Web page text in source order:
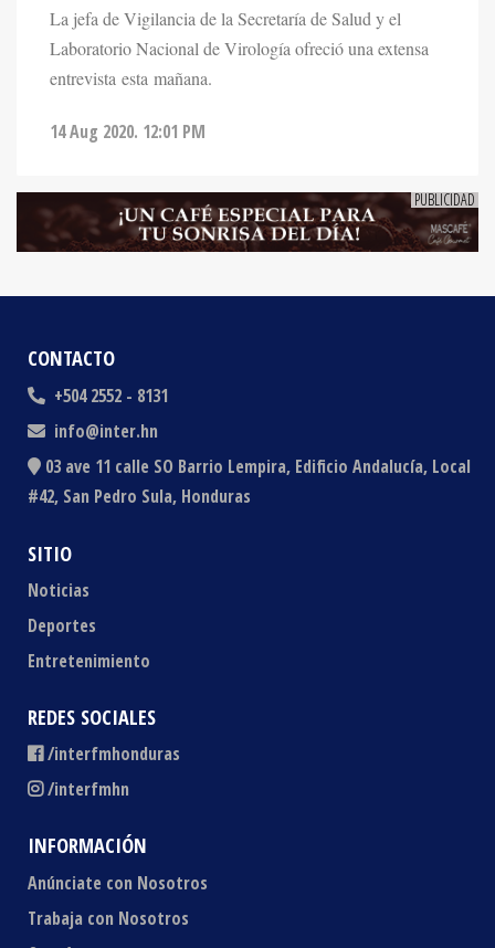
Laboratorio Nacional de Virología ofreció una extensa
entrevista esta mañana.
CONTACTO
+504 2552 - 8131
info@inter.hn
03 ave 11 calle SO Barrio Lempira, Edificio Andalucía, Local
#42, San Pedro Sula, Honduras
SITIO
Noticias
Deportes
Entretenimiento
REDES SOCIALES
/interfmhonduras
/interfmhn
INFORMACIÓN
Anúnciate con Nosotros
Trabaja con Nosotros